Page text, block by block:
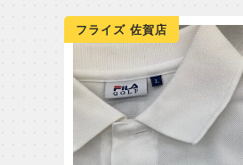
フライズ 佐賀店